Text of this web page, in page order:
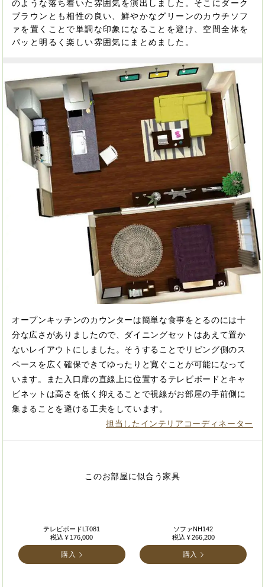
のような落ち着いた雰囲気を演出しました。そこにダーク
ブラウンとも相性の良い、鮮やかなグリーンのカウチソフ
ァを置くことで単調な印象になることを避け、空間全体を
パッと明るく楽しい雰囲気にまとめました。
オープンキッチンのカウンターは簡単な食事をとるのには十
分な広さがありましたので、ダイニングセットはあえて置か
ないレイアウトにしました。そうすることでリビング側のス
ペースを広く確保できてゆったりと寛ぐことが可能になって
います。また入口扉の直線上に位置するテレビボードとキャ
ビネットは高さを低く抑えることで視線がお部屋の手前側に
集まることを避ける工夫をしています。
担当したインテリアコーディネーター
このお部屋に似合う家具
テレビボードLT081
税込￥176,000
購入
ソファNH142
税込￥266,200
購入